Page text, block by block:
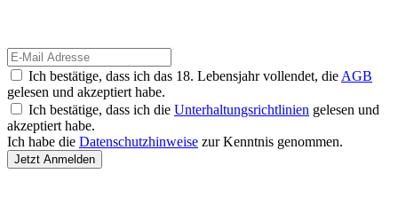
Ich bestätige, dass ich das 18. Lebensjahr vollendet, die AGB
gelesen und akzeptiert habe.
Ich bestätige, dass ich die Unterhaltungsrichtlinien gelesen und
akzeptiert habe.
Ich habe die Datenschutzhinweise zur Kenntnis genommen.
Jetzt Anmelden